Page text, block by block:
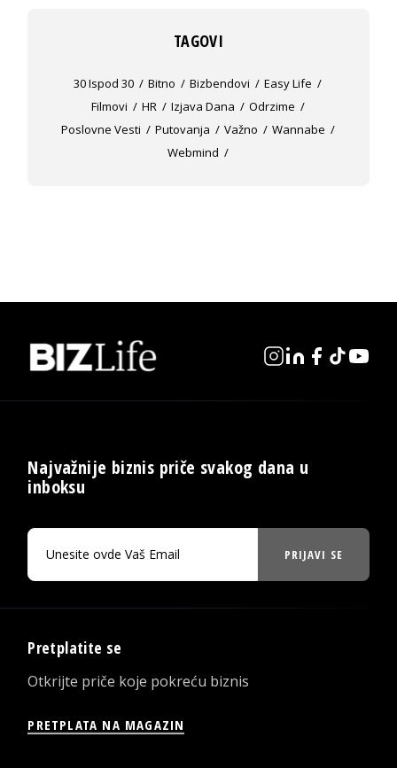
TAGOVI
30 Ispod 30 Bitno Bizbendovi
Easy Life
Filmovi
HR Izjava Dana
Odrzime
Poslovne Vesti
Putovanja Važno
Wannabe
Webmind
Najvažnije biznis priče svakog dana u
inboksu
PRIJAVI SE
Pretplatite se
Otkrijte priče koje pokreću biznis
PRETPLATA NA MAGAZIN